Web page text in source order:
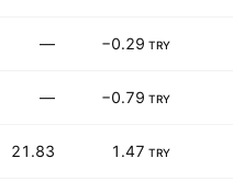
— −0.29 TRY
— −0.79 TRY
21.83 1.47 TRY